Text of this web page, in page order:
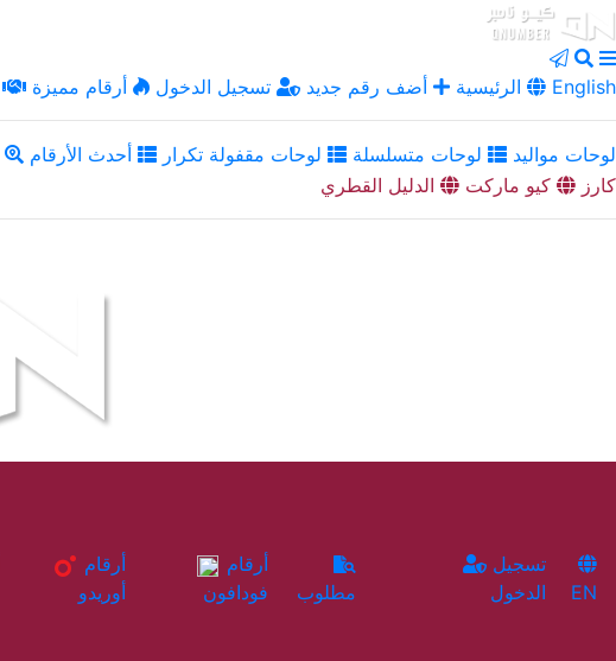
الرئيسية أضف رقم جديد تسجيل الدخول أرقام مميزة English
لوحات مواليد لوحات متسلسلة لوحات مقفولة تكرار أحدث الأرقام
كارز
كيو ماركت الدليل القطري
أوريدو
فودافون
مطلوب
الدخول
EN